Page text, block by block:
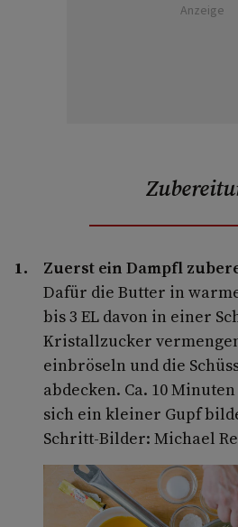
Anzeige
Zuerst ein Dampfl
Dafür die Butter in
bis 3 EL davon in einer
Kristallzucker
einbröseln und die
abdecken. Ca. 10
sich ein kleiner Gupf
Schritt-Bilder: Michael